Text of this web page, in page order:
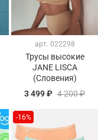
арт. 022298
Трусы высокие
JANE LISCA
(Словения)
3 499 ₽ 4 200 ₽
-16%